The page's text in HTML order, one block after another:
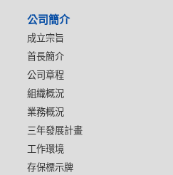
公司簡介
成立宗旨
首長簡介
公司章程
組織概況
業務概況
三年發展計畫
工作環境
存保標示牌